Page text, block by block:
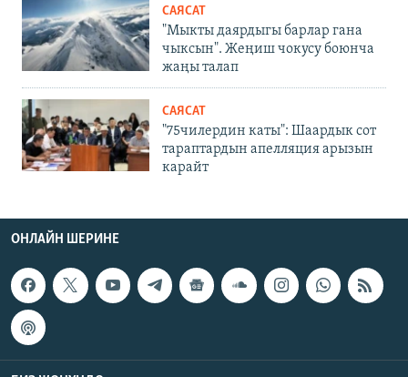
САЯСАТ
"Мыкты даярдыгы барлар гана
чыксын". Жеңиш чокусу боюнча
жаңы талап
САЯСАТ
"75чилердин каты": Шаардык сот
тараптардын апелляция арызын
карайт
ОНЛАЙН ШЕРИНЕ